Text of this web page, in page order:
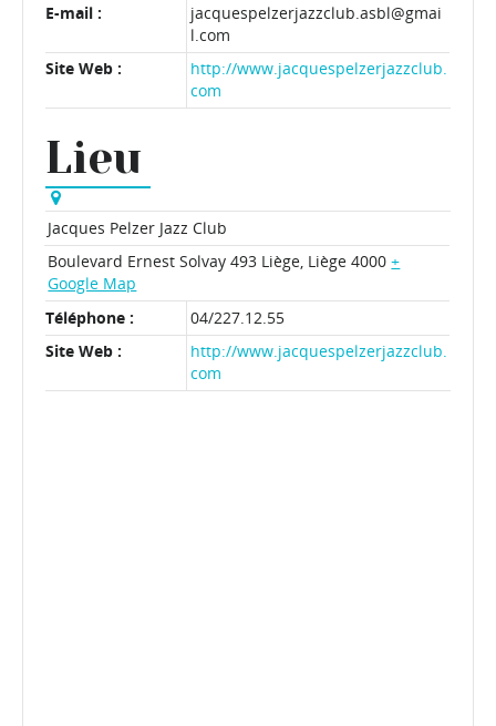
E-mail :
jacquespelzerjazzclub.asbl@gmai
l.com
Site Web :
http://www.jacquespelzerjazzclub.
com
Lieu
Jacques Pelzer Jazz Club
Boulevard Ernest Solvay 493 Liège, Liège 4000 +
Google Map
Téléphone :
04/227.12.55
Site Web :
http://www.jacquespelzerjazzclub.
com